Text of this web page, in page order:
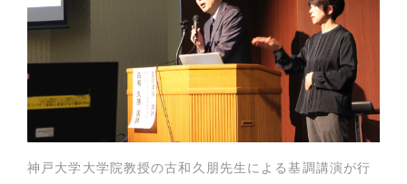
神戸大学大学院教授の古和久朋先生による基調講演が行